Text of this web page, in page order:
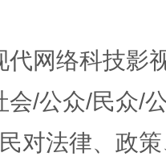
代网络科技影
会/公众/民众/
对法律、政